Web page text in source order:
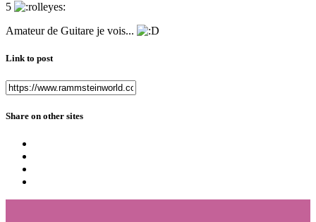
5
Amateur de Guitare je vois...
Link to post
Share on other sites